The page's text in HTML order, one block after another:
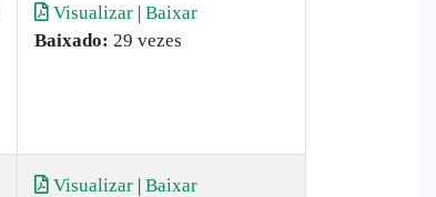
Visualizar | Baixar
Baixado: 29 vezes
Visualizar | Baixar